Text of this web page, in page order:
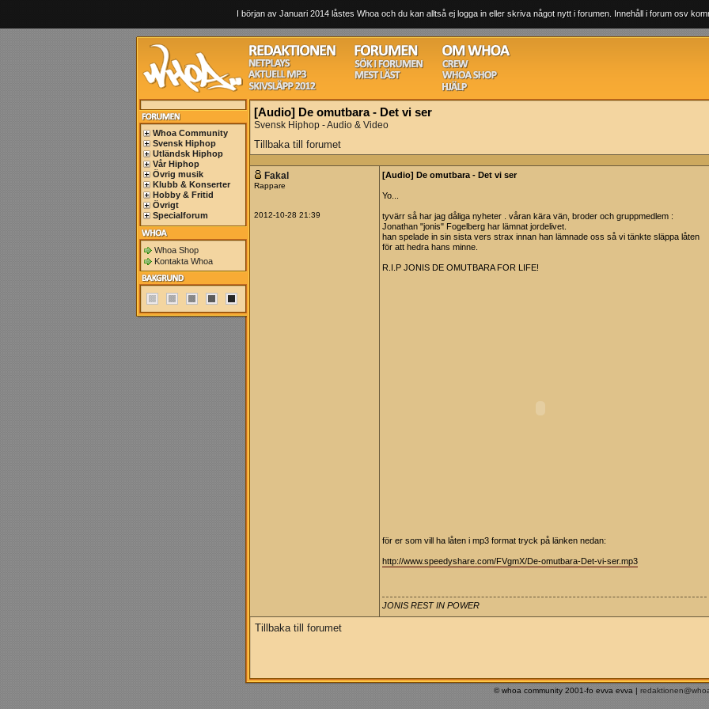
I början av Januari 2014 låstes Whoa och du kan alltså ej logga in eller skriva något nytt i forumen. Innehåll i forum osv
Whoa Community
Svensk Hiphop
Utländsk Hiphop
Vår Hiphop
Övrig musik
Klubb & Konserter
Hobby & Fritid
Övrigt
Specialforum
Whoa Shop
Kontakta Whoa
[Audio] De omutbara - Det vi ser
Svensk Hiphop - Audio & Video
Tillbaka till forumet
Fakal
Rappare
2012-10-28 21:39
[Audio] De omutbara - Det vi ser
Yo...
tyvärr så har jag dåliga nyheter . våran kära vän, broder och gruppmedlem :
Jonathan "jonis" Fogelberg har lämnat jordelivet.
han spelade in sin sista vers strax innan han lämnade oss så vi tänkte släppa låten
för att hedra hans minne.
R.I.P JONIS DE OMUTBARA FOR LIFE!
för er som vill ha låten i mp3 format tryck på länken nedan:
http://www.speedyshare.com/FVgmX/De-omutbara-Det-vi-ser.mp3
JONIS REST IN POWER
Tillbaka till forumet
© whoa community 2001-fo evva evva |